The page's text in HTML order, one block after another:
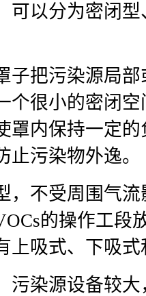
可以分为密闭
子把污染源局
个很小的密闭
罩内保持一定
污染物外逸。
，不受周围气
的操作工段
上吸式、下吸
污染源设备较